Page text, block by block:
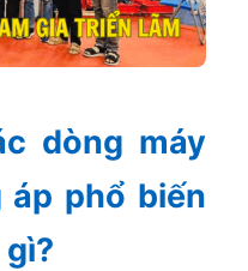
dòng máy
phổ biến